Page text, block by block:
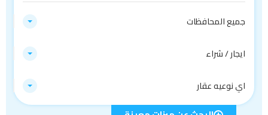
جميع المحافظات
ايجار / شراء
اي نوعيه عقار